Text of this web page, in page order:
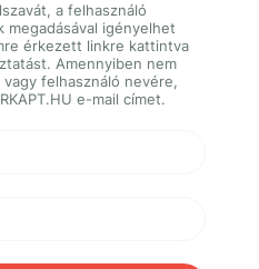
a felhasználó
megadásával igényelhet
érkezett linkre kattintva
Amennyiben nem
felhasználó nevére,
e-mail címet.